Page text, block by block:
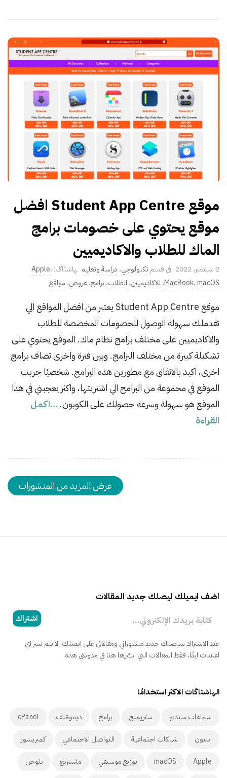
موقع Student App Centre افضل
موقع يحتوي على خصومات برامج
الماك للطلاب والاكاديميين
P
u
l
i
s
h
a
t
e
2 سبتمبر، 2022 تكنولوجي، دراسة وتعليم Apple،
MacBook،macOS ، الاكاديميين، الطلاب، برامج،عروض، مواقع
موقع Student App Centre يعتبر من افضل المواقع الي
تقدملك سهولة الوصول للخصومات المخصصة للطلاب
والاكاديميين على مختلف برامج نظام ماك. الموقع يحتوي على
تشكيلة كبيرة من مختلف البرامج. وبين فترة واخرى تضاف برامج
اخرى، اكيد بالاتفاق مع مطورين هذه البرامج. شخصيًا جربت
الموقع في مجموعة من البرامج الي اشتريتها، واكثر يعجبني في هذا
الموقع هو سهولة وسرعة حصولك على الكوبون.…اكمل
القراءة
عرض المزيد من المنشورات
اضف ايميلك ليصلك جديد المقالات
اشتراك
عند الاشتراك سيصلك جديد منشوراتي ومقالاتي على ايميلك. لا يتم نشر اي
اعلانات ابدًا، فقط المقالات التي انشرها هنا في مدونتي هذه.
الهاشتاگات الاكثر استخدامًا
سماعات ستديو ستريمنج برامج ديموفنف cPanel
ابلتون شبكات اجتماعية التواصل الاجتماعي كمبريسور
Apple
macOS توزيع موسيقي ماسترنج بلوجن